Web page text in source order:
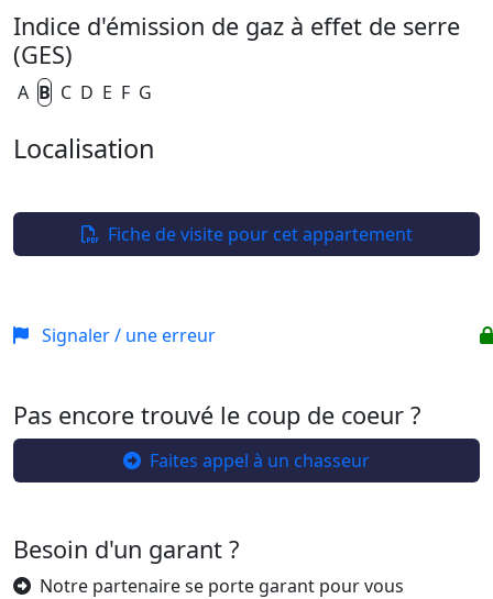
Indice d'émission de gaz à effet de serre
(GES)
A B C D E F G
Localisation
Fiche de visite pour cet appartement
Signaler / une erreur
Pas encore trouvé le coup de coeur ?
Faites appel à un chasseur
Besoin d'un garant ?
Notre partenaire se porte garant pour vous